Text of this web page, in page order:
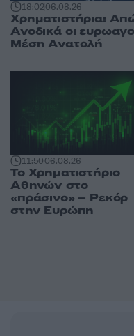
18:0206.08.26
Χρηματιστήρια:
Ανοδικά οι
Μέση Ανατολή
11:5006.08.26
Το Χρηματιστήριο
Αθηνών στο
«πράσινο» – Ρεκόρ
στην Ευρώπη